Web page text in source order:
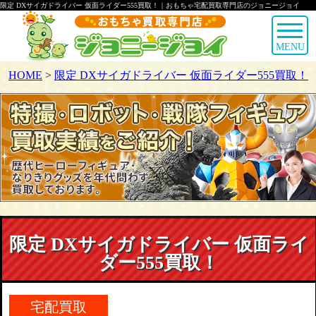
限定 DXサイガドライバー 仮面ライダー555買取！｜おもちゃ宅配買取専門店のジョニージョイ
MENU
HOME > 限定 DXサイガドライバー 仮面ライダー555買取！
限定 DXサイガドライバー 仮面ライ
ダー555買取！
宅配買取